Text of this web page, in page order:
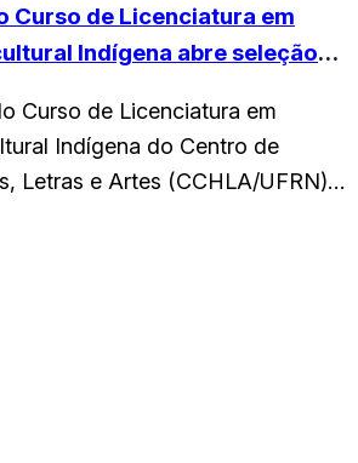
Sigaa. O Antigo Egito foi uma…
Curso de Licenciatura em
Indígena abre seleção
Curso de Licenciatura em
Indígena do Centro de
Letras e Artes (CCHLA/UFRN)
I e II para atuar nos